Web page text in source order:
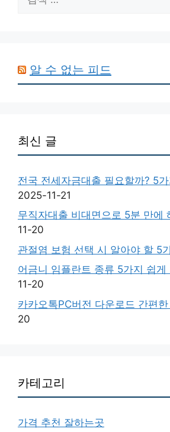
색:
알 수 없는 피드
최신 글
전국 전세자금대출 필요할까? 5
2025-11-21
무직자대출 비대면으로 5분 만에
11-20
관절염 보험 선택 시 알아야 할 5
어금니 임플란트 종류 5가지 쉽게
11-20
카카오톡PC버전 다운로드 간편
20
카테고리
가격 추천 잘하는곳